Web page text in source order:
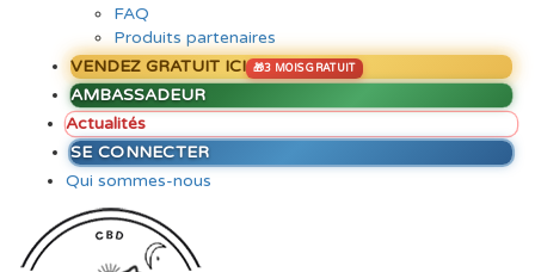
FAQ
Produits partenaires
VENDEZ GRATUIT ICI
AMBASSADEUR
Actualités
SE CONNECTER
Qui sommes-nous